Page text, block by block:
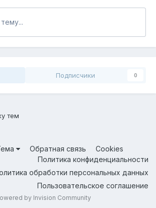
Подписчики 0
тем
Обратная связь
Cookies
Политика конфиденциальности
обработки персональных данных
Пользовательское соглашение
by Invision Community